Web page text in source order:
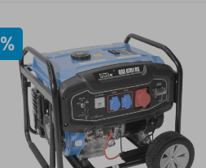
%